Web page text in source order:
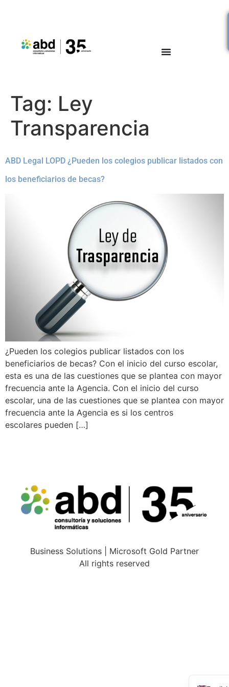
Tag: Ley
Transparencia
ABD Legal LOPD ¿Pueden los colegios publicar listados con
los beneficiarios de becas?
¿Pueden los colegios publicar listados con los
beneficiarios de becas? Con el inicio del curso escolar,
esta es una de las cuestiones que se plantea con mayor
frecuencia ante la Agencia. Con el inicio del curso
escolar, una de las cuestiones que se plantea con mayor
frecuencia ante la Agencia es si los centros
escolares pueden […]
Business Solutions | Microsoft Gold Partner
All rights reserved